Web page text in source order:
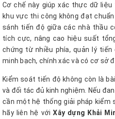
Cơ chế này giúp xác thực dữ
khu vực thi công không đạt
sánh tiến độ giữa các nhà thầu
tích cực, nâng cao hiệu suất
chứng từ nhiều phía, quản lý
minh bạch, chính xác và có cơ sở
Kiểm soát tiến độ không còn là
và đối tác đủ kinh nghiệm. Nếu
cần một hệ thống giải pháp kiểm
hãy liên hệ vớiXây dựng Khải